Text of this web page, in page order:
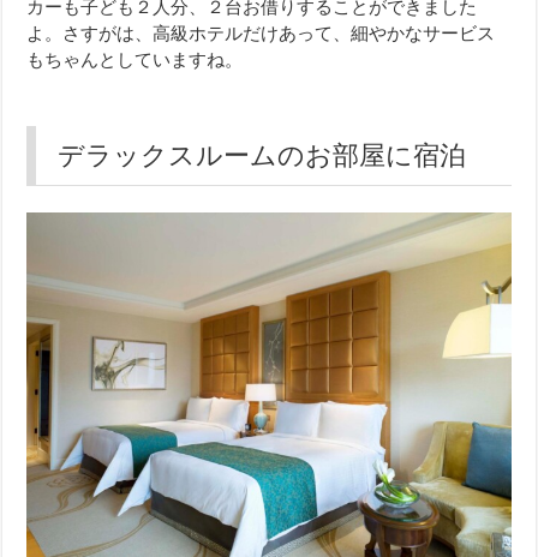
カーも子ども２人分、２台お借りすることができました
よ。さすがは、高級ホテルだけあって、細やかなサービス
もちゃんとしていますね。
デラックスルームのお部屋に宿泊